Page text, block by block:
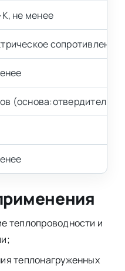
не менее
(основа:отвердитель),
теплопроводности и
теплонагруженных